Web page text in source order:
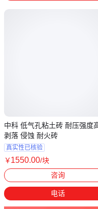
中科 低气孔粘土砖 耐压强度
剥落 侵蚀 耐火砖
真实性已核验
￥1550.00/块
咨询
电话